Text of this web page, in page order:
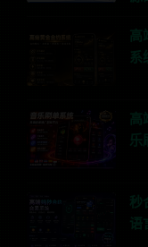
高
系
高
乐
秒
语